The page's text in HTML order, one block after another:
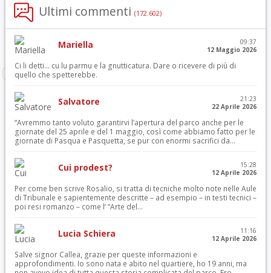
Ultimi commenti (172.602)
Mariella
09:37
12 Maggio 2026
Ci li detti… cu lu parmu e la gnutticatura. Dare o ricevere di più di
quello che spetterebbe.
Salvatore
21:23
22 Aprile 2026
“Avremmo tanto voluto garantirvi l’apertura del parco anche per le
giornate del 25 aprile e del 1 maggio, così come abbiamo fatto per le
giornate di Pasqua e Pasquetta, se pur con enormi sacrifici da...
Cui prodest?
15:28
12 Aprile 2026
Per come ben scrive Rosalio, si tratta di tecniche molto note nelle Aule
di Tribunale e sapientemente descritte – ad esempio – in testi tecnici –
poi resi romanzo – come l’ “Arte del...
Lucia Schiera
11:16
12 Aprile 2026
Salve signor Callea, grazie per queste informazioni e
approfondimenti. Io sono nata e abito nel quartiere, ho 19 anni, ma